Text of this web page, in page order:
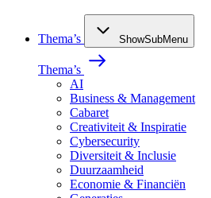
Thema’s ShowSubMenu
Thema’s
AI
Business & Management
Cabaret
Creativiteit & Inspiratie
Cybersecurity
Diversiteit & Inclusie
Duurzaamheid
Economie & Financiën